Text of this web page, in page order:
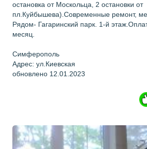
остановка от Москольца, 2 остановки от
пл.Куйбышева).Современные ремонт,
Рядом- Гагаринский парк. 1-й
месяц.
Симферополь
Адрес: ул.Киевская
обновлено 12.01.2023